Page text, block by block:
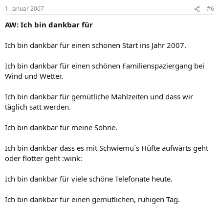
1. Januar 2007 #6
AW: Ich bin dankbar für
Ich bin dankbar für einen schönen Start ins Jahr 2007.
Ich bin dankbar für einen schönen Familienspaziergang bei
Wind und Wetter.
Ich bin dankbar für gemütliche Mahlzeiten und dass wir
täglich satt werden.
Ich bin dankbar für meine Söhne.
Ich bin dankbar dass es mit Schwiemu´s Hüfte aufwärts geht
oder flotter geht :wink:
Ich bin dankbar für viele schöne Telefonate heute.
Ich bin dankbar für einen gemütlichen, ruhigen Tag.